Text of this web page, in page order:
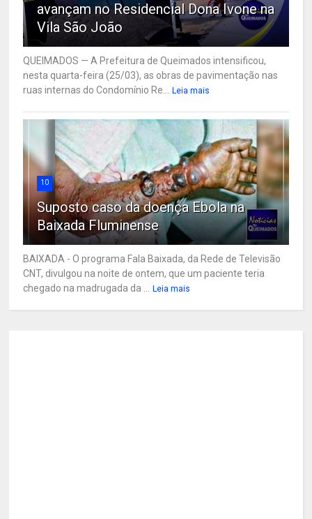
avançam no Residencial Dona Ivone na
Vila São João
QUEIMADOS — A Prefeitura de Queimados intensificou,
nesta quarta-feira (25/03), as obras de pavimentação nas
ruas internas do Condomínio Re...
Leia mais
10
Suposto caso da doença Ebola na
Baixada Fluminense
BAIXADA - O programa Fala Baixada, da Rede de Televisão
CNT, divulgou na noite de ontem, que um paciente teria
chegado na madrugada da ...
Leia mais